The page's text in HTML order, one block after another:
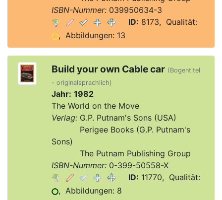
ISBN-Nummer:039950634-3
ID: 8173, Qualität:
, Abbildungen: 13
Build your own Cable car (Bogentitel
- originalsprachlich)
Jahr: 1982
The World on the Move
Verlag:G.P. Putnam's Sons (USA)
Perigee Books (G.P. Putnam's
Sons)
The Putnam Publishing Group
ISBN-Nummer:0-399-50558-X
ID: 11770, Qualität:
, Abbildungen: 8